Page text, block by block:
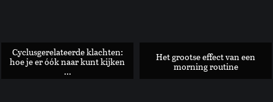
Cyclusgerelateerde klachten:
hoe je er óók naar kunt kijken
...
Het grootse effect van een
morning routine